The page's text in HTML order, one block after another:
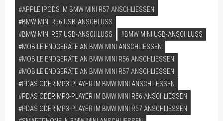
APPLE IPODS IM BMW MINI R57 ANSCHLIESSEN
BMW MINI R56 USB-ANSCHLUSS
BMW MINI R57 USB-ANSCHLUSS
BMW MINI USB-ANSCHLUSS
MOBILE ENDGERÄTE AN BMW MINI ANSCHLIESSEN
MOBILE ENDGERÄTE AN BMW MINI R56 ANSCHLIESSEN
MOBILE ENDGERÄTE AN BMW MINI R57 ANSCHLIESSEN
PDAS ODER MP3-PLAYER IM BMW MINI ANSCHLIESSEN
PDAS ODER MP3-PLAYER IM BMW MINI R56 ANSCHLIESSEN
PDAS ODER MP3-PLAYER IM BMW MINI R57 ANSCHLIESSEN